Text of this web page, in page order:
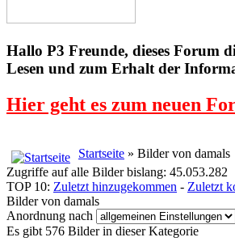
Hallo P3 Freunde, dieses Forum
Lesen und zum Erhalt der
Hier geht es zum neuen
Startseite » Bilder von damals
Zugriffe auf alle Bilder bislang: 45.053.282
TOP 10: Zuletzt hinzugekommen - Zuletzt
Bilder von damals
Anordnung nach
Es gibt 576 Bilder in dieser Kategorie